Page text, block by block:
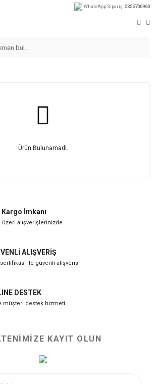
WhatsApp Sipariş: 5355700960
Ürün Bulunamadı.
İmkanı
üzeri alışverişlerinizde
ALIŞVERİŞ
sertifikası ile güvenli alışveriş
DESTEK
müşteri destek hizmeti
KAYIT OLUN